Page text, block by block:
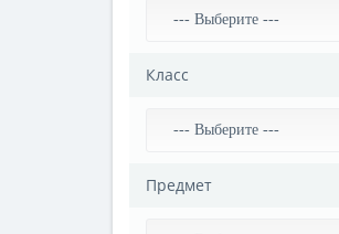
Класс
Предмет